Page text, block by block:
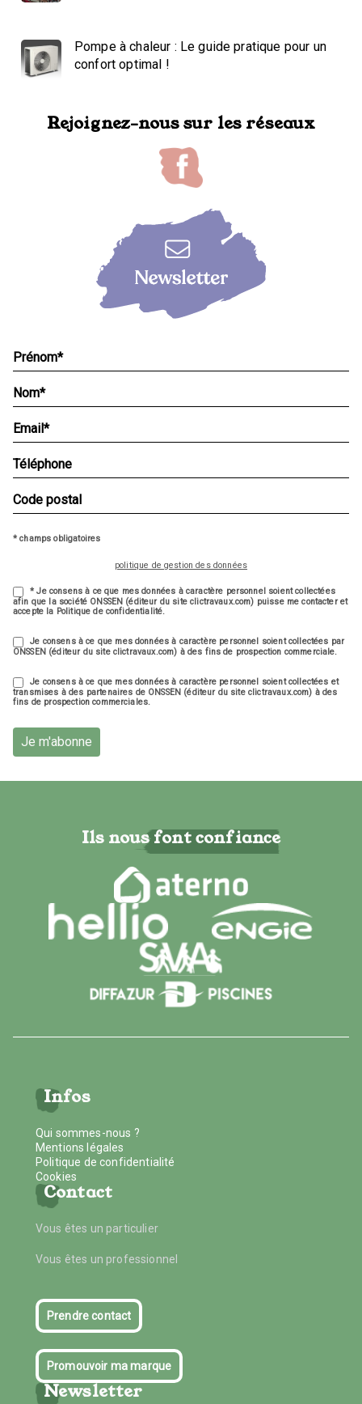
Pompe à chaleur : Le guide pratique pour un
confort optimal !
Rejoignez-nous sur les réseaux
* champs obligatoires
politique de gestion des données
* Je consens à ce que mes données à caractère personnel soient collectées
afin que la société ONSSEN (éditeur du site clictravaux.com) puisse me contacter et
accepte la Politique de confidentialité.
Je consens à ce que mes données à caractère personnel soient collectées par
ONSSEN (éditeur du site clictravaux.com) à des fins de prospection commerciale.
Je consens à ce que mes données à caractère personnel soient collectées et
transmises à des partenaires de ONSSEN (éditeur du site clictravaux.com) à des
fins de prospection commerciales.
Je m'abonne
Ils nous font confiance
Infos
Qui sommes-nous ?
Mentions légales
Politique de confidentialité
Cookies
Contact
Vous êtes un particulier
Vous êtes un professionnel
Prendre contact
Promouvoir ma marque
Newsletter